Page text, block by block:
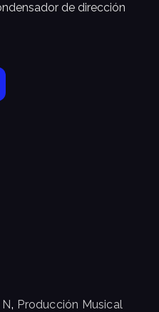
de dirección
N, Producción Musical